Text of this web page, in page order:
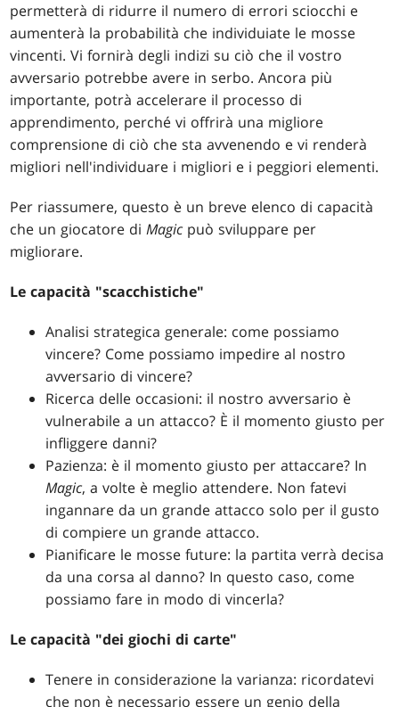
permetterà di ridurre il numero di errori sciocchi e
aumenterà la probabilità che individuiate le mosse
vincenti. Vi fornirà degli indizi su ciò che il vostro
avversario potrebbe avere in serbo. Ancora più
importante, potrà accelerare il processo di
apprendimento, perché vi offrirà una migliore
comprensione di ciò che sta avvenendo e vi renderà
migliori nell'individuare i migliori e i peggiori elementi.
Per riassumere, questo è un breve elenco di capacità
che un giocatore diMagic può sviluppare per
migliorare.
Le capacità "scacchistiche"
Analisi strategica generale: come possiamo
vincere? Come possiamo impedire al nostro
avversario di vincere?
Ricerca delle occasioni: il nostro avversario è
vulnerabile a un attacco? È il momento giusto per
infliggere danni?
Pazienza: è il momento giusto per attaccare? In
Magic, a volte è meglio attendere. Non fatevi
ingannare da un grande attacco solo per il gusto
di compiere un grande attacco.
Pianificare le mosse future: la partita verrà decisa
da una corsa al danno? In questo caso, come
possiamo fare in modo di vincerla?
Le capacità "dei giochi di carte"
Tenere in considerazione la varianza: ricordatevi
che non è necessario essere un genio della